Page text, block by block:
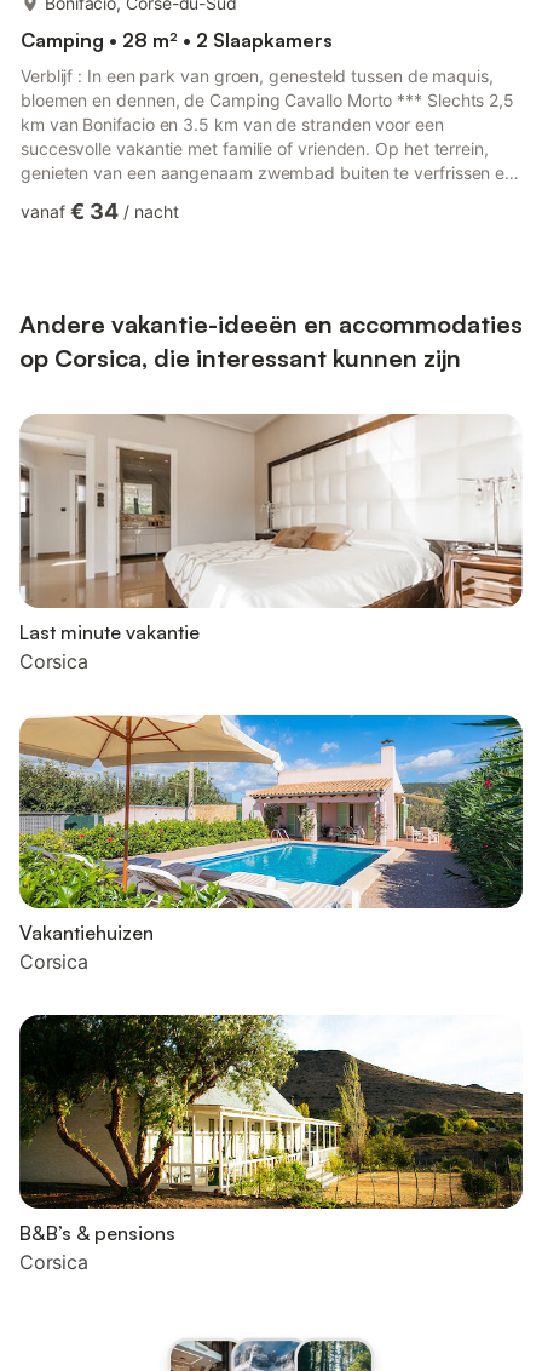
Camping • 28 m² • 2 Slaapkamers
Verblijf : In een park van groen, genesteld tussen de maquis,
bloemen en dennen, de Camping Cavallo Morto *** Slechts 2,5
km van Bonifacio en 3.5 km van de stranden voor een
succesvolle vakantie met familie of vrienden. Op het terrein,
genieten van een aangenaam zwembad buiten te verfrissen en
avonturiers zijn duiken, windsurfen, paardenwandelingen of
paella, vis en grill....
vanaf € 34 / nacht
Andere vakantie-ideeën en accommodaties
op Corsica, die interessant kunnen zijn
Last minute vakantie
Corsica
Vakantiehuizen
Corsica
B&B’s & pensions
Corsica